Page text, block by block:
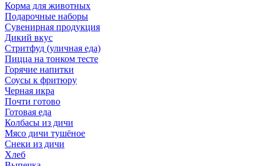
Корма для животных
Подарочные наборы
Сувенирная продукция
Дикий вкус
Стритфуд (уличная еда)
Пицца на тонком тесте
Горячие напитки
Соусы к фритюру
Черная икра
Почти готово
Готовая еда
Колбасы из дичи
Мясо дичи тушёное
Снеки из дичи
Хлеб